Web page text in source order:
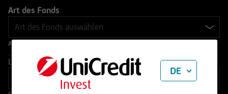
Art des Fonds
Andere Filter
Laufzeit von / bis
DE